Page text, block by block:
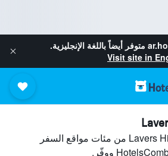
متوفر أيضاً باللغة الإنجليزية.
Visit site in
ابحث عن فنادق في Lavers Hill من مئات مواقع السفر